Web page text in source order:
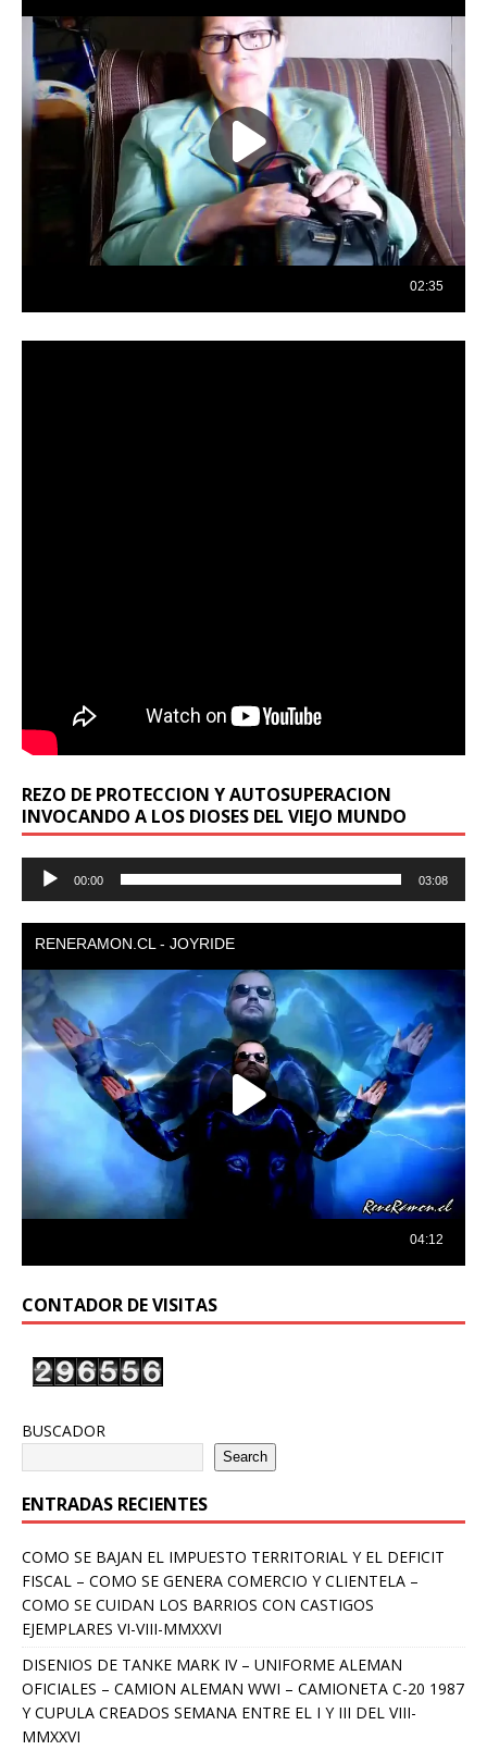
REZO DE PROTECCION Y AUTOSUPERACION
INVOCANDO A LOS DIOSES DEL VIEJO MUNDO
Reproductor
00:00 03:08
CONTADOR DE VISITAS
BUSCADOR
Search
ENTRADAS RECIENTES
COMO SE BAJAN EL IMPUESTO TERRITORIAL Y EL DEFICIT
FISCAL – COMO SE GENERA COMERCIO Y CLIENTELA –
COMO SE CUIDAN LOS BARRIOS CON CASTIGOS
EJEMPLARES VI-VIII-MMXXVI
DISENIOS DE TANKE MARK IV – UNIFORME ALEMAN
OFICIALES – CAMION ALEMAN WWI – CAMIONETA C-20 1987
Y CUPULA CREADOS SEMANA ENTRE EL I Y III DEL VIII-
MMXXVI